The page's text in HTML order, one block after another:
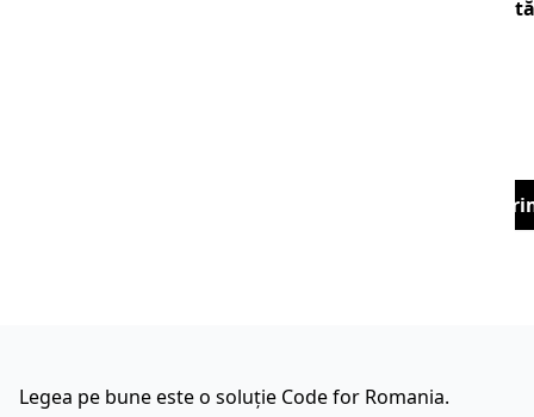
Legea pe bune este o soluție Code for Romania.